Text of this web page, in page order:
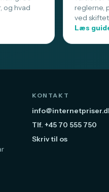
og hvad
reglerne,
ved skiftet.
Læs
KONTAKT
Tlf. +45 70 555 750
Skriv til os